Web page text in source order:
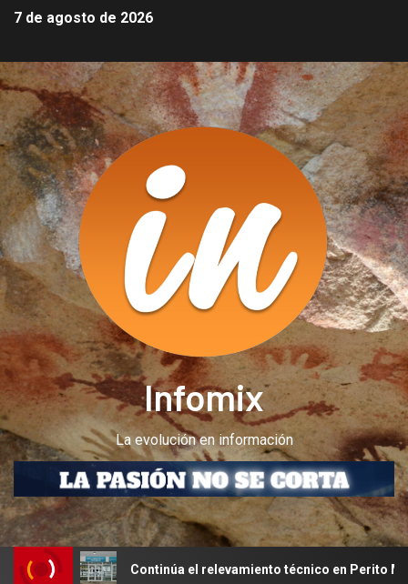
7 de agosto de 2026
Infomix
La evolución en información
el relevamiento técnico en Perito Moreno junto al INET y la